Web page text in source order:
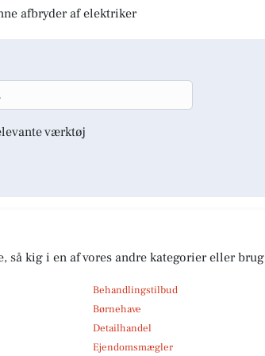
afbryder af elektriker
værktøj
så kig i en af vores andre kategorier eller
Behandlingstilbud
Børnehave
Detailhandel
Ejendomsmægler